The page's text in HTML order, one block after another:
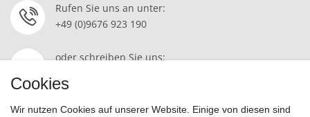
Rufen Sie uns an unter:
+49 (0)9676 923 190
oder schreiben Sie uns:
Cookies
Wir nutzen Cookies auf unserer Website. Einige von diesen sind